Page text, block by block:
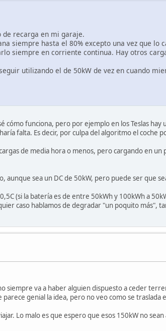
de recarga en mi garaje.
siempre hasta el 80% excepto una vez que lo
siempre en corriente continua. Hay otros
utilizando el de 50kW de vez en cuando
funciona, pero por ejemplo en los Teslas
falta. Es decir, por culpa del algoritmo el coche
de media hora o menos, pero cargando en un
sea un DC de 50kW, pero puede ser que
(si la batería es de entre 50kWh y 100kWh a
caso hablamos de degradar "un poquito más",
siempre va a haber alguien dispuesto a ceder
genial la idea, pero no veo como se traslada
Lo malo es que espero que esos 150kW no